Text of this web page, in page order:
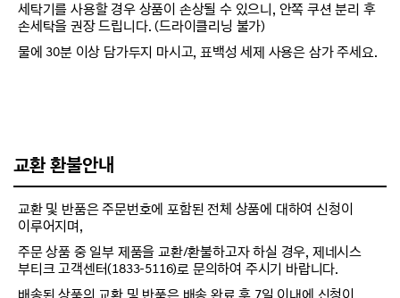
세탁기를 사용할 경우 상품이 손상될 수 있으니, 안쪽 쿠션 분리 후
손세탁을 권장 드립니다. (드라이클리닝 불가)
물에 30분 이상 담가두지 마시고, 표백성 세제 사용은 삼가 주세요.
교환 환불안내
교환 및 반품은 주문번호에 포함된 전체 상품에 대하여 신청이
이루어지며,
주문 상품 중 일부 제품을 교환/환불하고자 하실 경우, 제네시스
부티크 고객센터(1833-5116)로 문의하여 주시기 바랍니다.